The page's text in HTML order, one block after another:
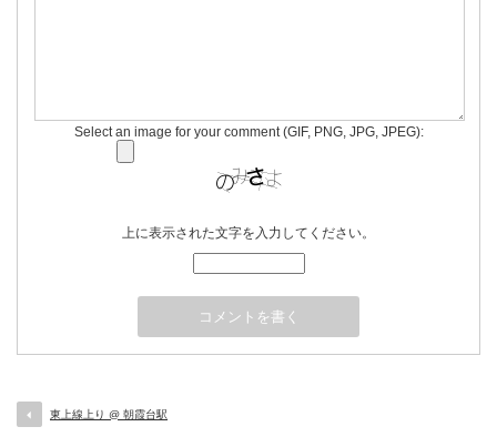
Select an image for your comment (GIF, PNG, JPG, JPEG):
上に表示された文字を入力してください。
東上線上り @ 朝霞台駅